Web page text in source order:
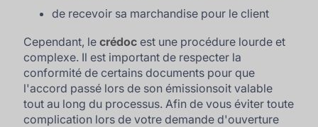
de recevoir sa marchandise pour le client
Cependant, lecrédoc est une procédure lourde et
complexe. Il est important de respecter la
conformité de certains documents pour que
l'accord passé lors de son émissionsoit valable
tout au long du processus. Afin de vous éviter toute
complication lors de votre demande d'ouverture